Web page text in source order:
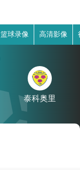
篮球录像 高清影像
泰科奥里